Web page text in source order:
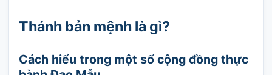
Thánh bản mệnh là gì?
Cách hiểu trong một số cộng đồng thực